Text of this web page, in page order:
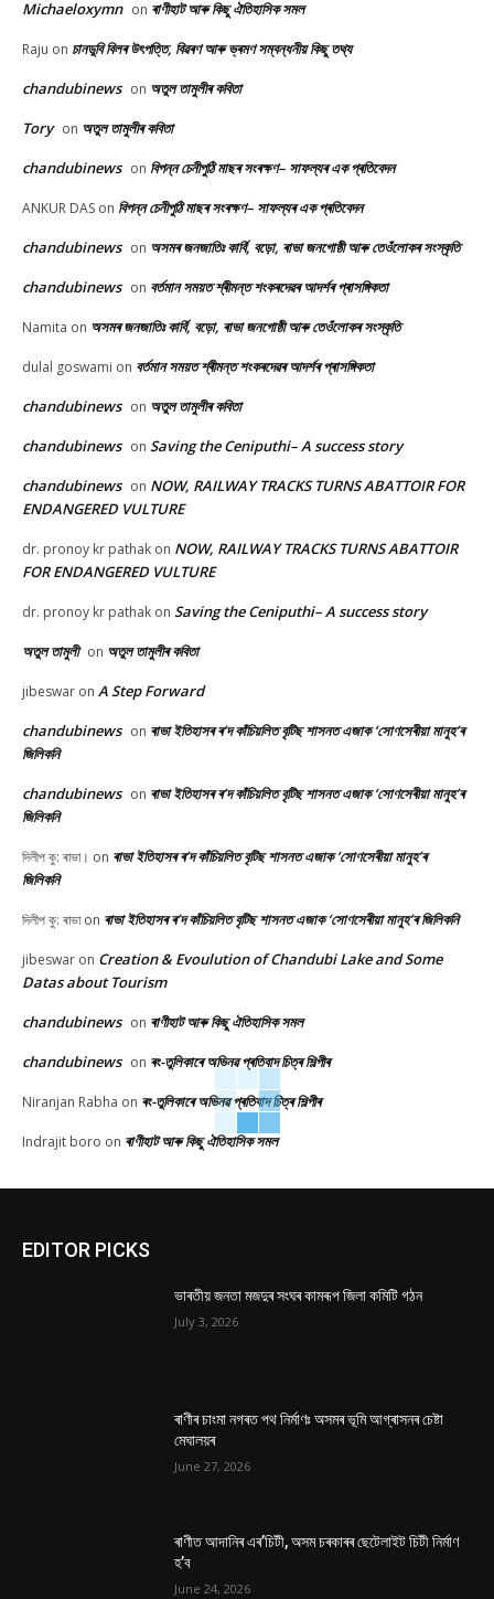
Michaeloxymn on ৰাণীহাট আৰু কিছু ঐতিহাসিক সমল
Raju on চানডুবি বিলৰ উৎপত্তি, বিৱৰণ আৰু ভ্ৰমণ সম্বন্ধনীয় কিছু তথ্য
chandubinews on অতুল তামুলীৰ কবিতা
Tory on অতুল তামুলীৰ কবিতা
chandubinews on বিপন্ন চেনীপুঠি মাছৰ সংৰক্ষণ– সাফল্যৰ এক প্ৰতিবেদন
ANKUR DAS on বিপন্ন চেনীপুঠি মাছৰ সংৰক্ষণ– সাফল্যৰ এক প্ৰতিবেদন
chandubinews on অসমৰ জনজাতিঃ কাৰ্বি, বড়ো, ৰাভা জনগোষ্ঠী আৰু তেওঁলোকৰ সংস্কৃতি
chandubinews on বৰ্তমান সময়ত শ্ৰীমন্ত শংকৰদেৱৰ আদৰ্শৰ প্ৰাসঙ্গিকতা
Namita on অসমৰ জনজাতিঃ কাৰ্বি, বড়ো, ৰাভা জনগোষ্ঠী আৰু তেওঁলোকৰ সংস্কৃতি
dulal goswami on বৰ্তমান সময়ত শ্ৰীমন্ত শংকৰদেৱৰ আদৰ্শৰ প্ৰাসঙ্গিকতা
chandubinews on অতুল তামুলীৰ কবিতা
chandubinews on Saving the Ceniputhi– A success story
chandubinews on NOW, RAILWAY TRACKS TURNS ABATTOIR FOR
ENDANGERED VULTURE
dr. pronoy kr pathak on NOW, RAILWAY TRACKS TURNS ABATTOIR
FOR ENDANGERED VULTURE
dr. pronoy kr pathak on Saving the Ceniputhi– A success story
অতুল তামুলী on অতুল তামুলীৰ কবিতা
jibeswar on A Step Forward
chandubinews on ৰাভা ইতিহাসৰ ৰ’দ কাঁচিয়লিত বৃটিছ শাসনত এজাক ‘সোণসেৰীয়া মানুহ’ৰ
জিলিকনি
chandubinews on ৰাভা ইতিহাসৰ ৰ’দ কাঁচিয়লিত বৃটিছ শাসনত এজাক ‘সোণসেৰীয়া মানুহ’ৰ
জিলিকনি
দিলীপ কু: ৰাভা। on ৰাভা ইতিহাসৰ ৰ’দ কাঁচিয়লিত বৃটিছ শাসনত এজাক ‘সোণসেৰীয়া মানুহ’ৰ
জিলিকনি
দিলীপ কু: ৰাভাon ৰাভা ইতিহাসৰ ৰ’দ কাঁচিয়লিত বৃটিছ শাসনত এজাক ‘সোণসেৰীয়া মানুহ’ৰ জিলিকনি
jibeswar on Creation & Evoulution of Chandubi Lake and Some
Datas about Tourism
chandubinews on ৰাণীহাট আৰু কিছু ঐতিহাসিক সমল
chandubinews on ৰং-তুলিকাৰে অভিনৱ প্ৰতিবাদ চিত্ৰ শিল্পীৰ
Niranjan Rabha on ৰং-তুলিকাৰে অভিনৱ প্ৰতিবাদ চিত্ৰ শিল্পীৰ
Indrajit boro on ৰাণীহাট আৰু কিছু ঐতিহাসিক সমল
EDITOR PICKS
ভাৰতীয় জনতা মজদুৰ সংঘৰ কামৰূপ জিলা কমিটি গঠন
July 3, 2026
ৰাণীৰ চাংমা নগৰত পথ নিৰ্মাণঃ অসমৰ ভূমি আগ্ৰাসনৰ চেষ্টা
মেঘালয়ৰ
June 27, 2026
ৰাণীত আদানিৰ এৰ’চিটী, অসম চৰকাৰৰ ছেটেলাইট চিটী নিৰ্মাণ
হ’ব
June 24, 2026